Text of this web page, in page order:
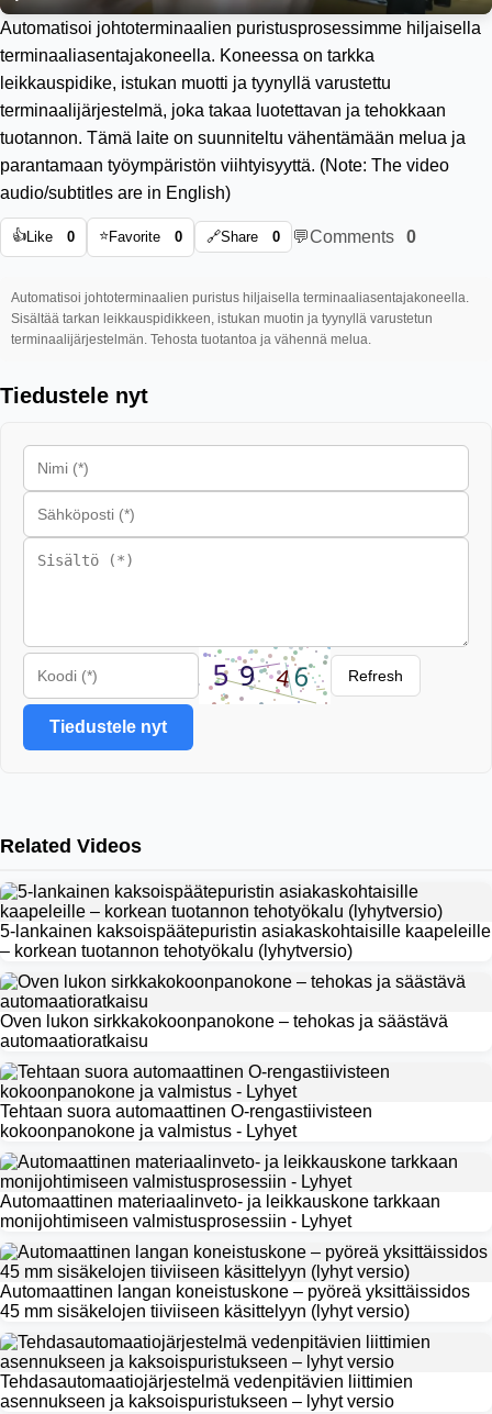
Play Mute
Automatisoi johtoterminaalien puristusprosessimme hiljaisella
terminaaliasentajakoneella. Koneessa on tarkka
leikkauspidike, istukan muotti ja tyynyllä varustettu
terminaalijärjestelmä, joka takaa luotettavan ja tehokkaan
tuotannon. Tämä laite on suunniteltu vähentämään melua ja
parantamaan työympäristön viihtyisyyttä. (Note: The video
audio/subtitles are in English)
👍Like 0 ⭐Favorite 0 🔗Share 0 💬Comments 0
Automatisoi johtoterminaalien puristus hiljaisella terminaaliasentajakoneella.
Sisältää tarkan leikkauspidikkeen, istukan muotin ja tyynyllä varustetun
terminaalijärjestelmän. Tehosta tuotantoa ja vähennä melua.
Tiedustele nyt
Refresh
Tiedustele nyt
Related Videos
5-lankainen kaksoispäätepuristin asiakaskohtaisille kaapeleille
– korkean tuotannon tehotyökalu (lyhytversio)
Oven lukon sirkkakokoonpanokone – tehokas ja säästävä
automaatioratkaisu
Tehtaan suora automaattinen O-rengastiivisteen
kokoonpanokone ja valmistus - Lyhyet
Automaattinen materiaalinveto- ja leikkauskone tarkkaan
monijohtimiseen valmistusprosessiin - Lyhyet
Automaattinen langan koneistuskone – pyöreä yksittäissidos
45 mm sisäkelojen tiiviiseen käsittelyyn (lyhyt versio)
Tehdasautomaatiojärjestelmä vedenpitävien liittimien
asennukseen ja kaksoispuristukseen – lyhyt versio